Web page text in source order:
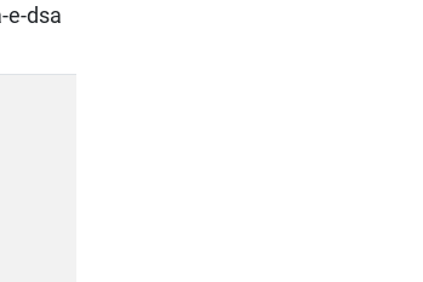
e-dsa